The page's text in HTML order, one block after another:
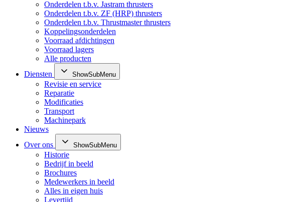
Onderdelen t.b.v. Jastram thrusters
Onderdelen t.b.v. ZF (HRP) thrusters
Onderdelen t.b.v. Thrustmaster thrusters
Koppelingsonderdelen
Voorraad afdichtingen
Voorraad lagers
Alle producten
Diensten
ShowSubMenu
Revisie en service
Reparatie
Modificaties
Transport
Machinepark
Nieuws
Over ons
ShowSubMenu
Historie
Bedrijf in beeld
Brochures
Medewerkers in beeld
Alles in eigen huis
Levertijd